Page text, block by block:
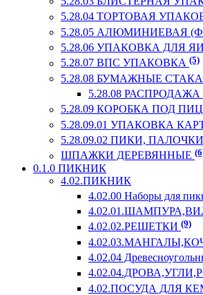
5.28.04 ТОРТОВАЯ
5.28.05 АЛЮМИНИЕВАЯ
5.28.06 УПАКОВКА ДЛЯ
5.28.07 ВПС УПАКОВКА (5)
5.28.08 БУМАЖНЫЕ
5.28.08 РАСПРОДАЖА
5.28.09 КОРОБКА ПОД
5.28.09.01 УПАКОВКА
5.28.09.02 ПИКИ,
ШПАЖКИ ДЕРЕВЯННЫЕ
0.1.0 ПИКНИК
4.02.ПИКНИК
4.02.00 Наборы для
4.02.02.РЕШЕТКИ (9)
4.02.04
4.02.ПОСУДА ДЛЯ